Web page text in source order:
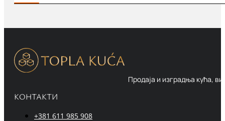
Продаја и изградња кућа,
КОНТАКТИ
+381 611 985 908